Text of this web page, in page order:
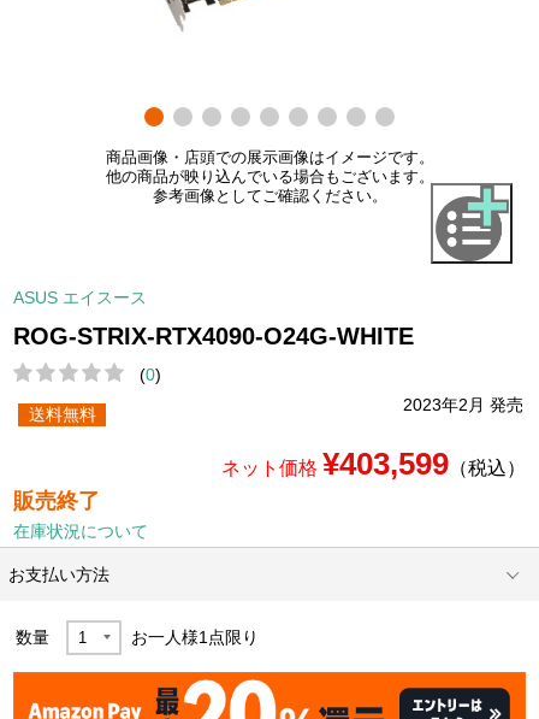
商品画像・店頭での展示画像はイメージです。
他の商品が映り込んでいる場合もございます。
参考画像としてご確認ください。
ASUS エイスース
ROG-STRIX-RTX4090-O24G-WHITE
(0)
2023年2月 発売
送料無料
ネット価格 ¥403,599（税込）
販売終了
在庫状況について
お支払い方法
数量 お一人様1点限り